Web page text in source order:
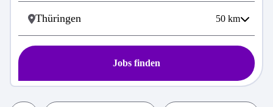
50 km
Jobs finden